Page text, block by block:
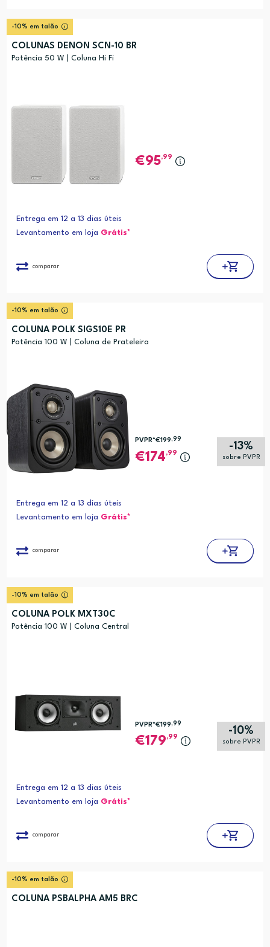
-10% em talão
COLUNAS DENON SCN-10 BR
Potência 50 W | Coluna Hi Fi
95,99
Entrega em 12 a 13 dias úteis
Levantamento em loja Grátis*
comparar
-10% em talão
COLUNA POLK SIGS10E PR
Potência 100 W | Coluna de Prateleira
-13%
sobre PVPR
PVPR*€199,99
174,99
Entrega em 12 a 13 dias úteis
Levantamento em loja Grátis*
comparar
-10% em talão
COLUNA POLK MXT30C
Potência 100 W | Coluna Central
-10%
sobre PVPR
PVPR*€199 ,99
179,99
Entrega em 12 a 13 dias úteis
Levantamento em loja Grátis*
comparar
-10% em talão
COLUNA PSBALPHA AM5 BRC